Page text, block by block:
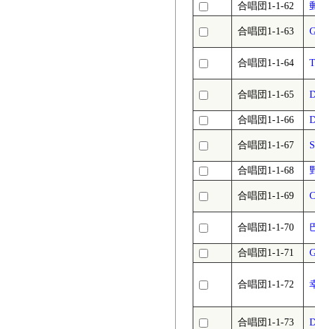
合唱団1-1-62
合唱団1-1-63
合唱団1-1-64
合唱団1-1-65
合唱団1-1-66
合唱団1-1-67
合唱団1-1-68
合唱団1-1-69
合唱団1-1-70
合唱団1-1-71
合唱団1-1-72
合唱団1-1-73